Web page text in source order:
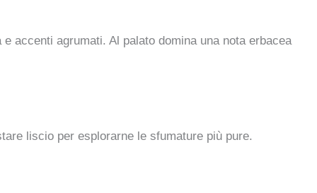
accenti agrumati. Al palato domina una nota erbacea
liscio per esplorarne le sfumature più pure.